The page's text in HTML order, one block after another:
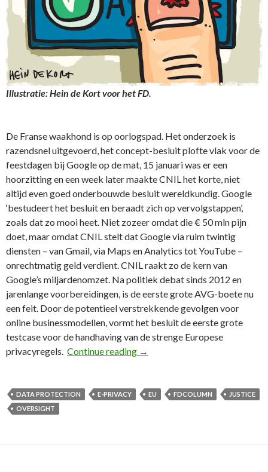
Illustratie: Hein de Kort voor het FD.
De Franse waakhond is op oorlogspad. Het onderzoek is
razendsnel uitgevoerd, het concept-besluit plofte vlak voor de
feestdagen bij Google op de mat, 15 januari was er een
hoorzitting en een week later maakte CNIL het korte, niet
altijd even goed onderbouwde besluit wereldkundig. Google
‘bestudeert het besluit en beraadt zich op vervolgstappen’,
zoals dat zo mooi heet. Niet zozeer omdat die € 50 mln pijn
doet, maar omdat CNIL stelt dat Google via ruim twintig
diensten – van Gmail, via Maps en Analytics tot YouTube –
onrechtmatig geld verdient. CNIL raakt zo de kern van
Google’s miljardenomzet. Na politiek debat sinds 2012 en
jarenlange voorbereidingen, is de eerste grote AVG-boete nu
een feit. Door de potentieel verstrekkende gevolgen voor
online businessmodellen, vormt het besluit de eerste grote
testcase voor de handhaving van de strenge Europese
privacyregels. Continue reading 61e FD Column:
→
DATA PROTECTION E-PRIVACY EU FDCOLUMN
JUSTICE
OVERSIGHT